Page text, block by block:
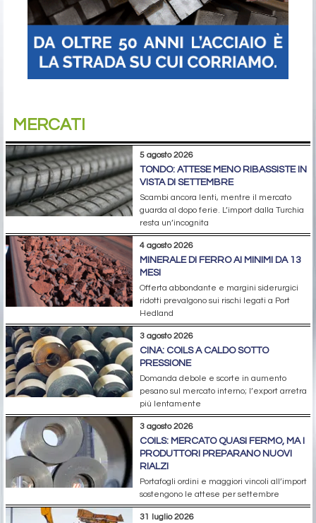
MERCATI
5 agosto 2026
TONDO: ATTESE MENO RIBASSISTE IN
VISTA DI SETTEMBRE
Scambi ancora lenti, mentre il mercato
guarda al dopo ferie. L’import dalla Turchia
resta un’incognita
4 agosto 2026
MINERALE DI FERRO AI MINIMI DA 13
MESI
Offerta abbondante e margini siderurgici
ridotti prevalgono sui rischi legati a Port
Hedland
3 agosto 2026
CINA: COILS A CALDO SOTTO
PRESSIONE
Domanda debole e scorte in aumento
pesano sul mercato interno; l’export arretra
più lentamente
3 agosto 2026
COILS: MERCATO QUASI FERMO, MA I
PRODUTTORI PREPARANO NUOVI
RIALZI
Portafogli ordini e maggiori vincoli all’import
sostengono le attese per settembre
31 luglio 2026